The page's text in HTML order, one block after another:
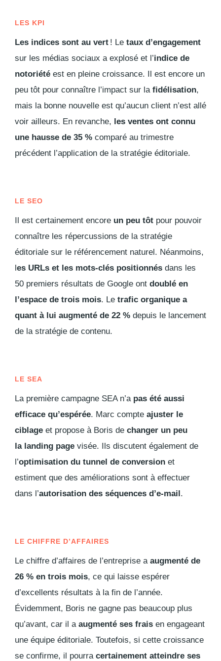
LES KPI
Les indices sont au vert ! Le taux d’engagement
sur les médias sociaux a explosé et l’indice de
notoriété est en pleine croissance. Il est encore un
peu tôt pour connaître l’impact sur la fidélisation,
mais la bonne nouvelle est qu’aucun client n’est allé
voir ailleurs. En revanche, les ventes ont connu
une hausse de 35 % comparé au trimestre
précédent l’application de la stratégie éditoriale.
LE SEO
Il est certainement encore un peu tôt pour pouvoir
connaître les répercussions de la stratégie
éditoriale sur le référencement naturel. Néanmoins,
les URLs et les mots-clés positionnés dans les
50 premiers résultats de Google ont doublé en
l’espace de trois mois. Le trafic organique a
quant à lui augmenté de 22 % depuis le lancement
de la stratégie de contenu.
LE SEA
La première campagne SEA n’a pas été aussi
efficace qu’espérée. Marc compte ajuster le
ciblage et propose à Boris de changer un peu
la landing page visée. Ils discutent également de
l’optimisation du tunnel de conversion et
estiment que des améliorations sont à effectuer
dans l’autorisation des séquences d’e-mail.
LE CHIFFRE D’AFFAIRES
Le chiffre d’affaires de l’entreprise a augmenté de
26 % en trois mois, ce qui laisse espérer
d’excellents résultats à la fin de l’année.
Évidemment, Boris ne gagne pas beaucoup plus
qu’avant, car il a augmenté ses frais en engageant
une équipe éditoriale. Toutefois, si cette croissance
se confirme, il pourra certainement atteindre ses